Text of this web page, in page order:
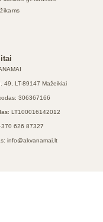
49, LT-89147 Mažeikiai
306367166
LT100016142012
626 87327
info@akvanamai.lt